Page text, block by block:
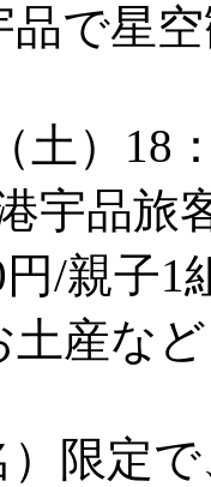
で星
）18
品旅
/親子1
産な
）限定